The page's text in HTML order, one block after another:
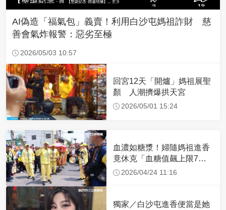
AI偽造「福氣包」義賣！利用白沙屯媽祖詐財 慈
善會氣炸報警：惡劣至極
2026/05/03 10:57
回宮12天「開爐」媽祖展聖
顏 人潮擠爆拱天宮
2026/05/01 15:24
血濃如糖漿！婦隨媽祖進香
竟休克「血糖值飆上限7
倍」 醫曝原因
2026/04/24 11:16
獨家／白沙屯進香便當是她